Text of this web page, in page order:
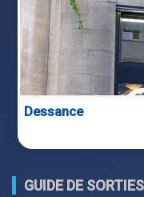
Dessance
GUIDE DE